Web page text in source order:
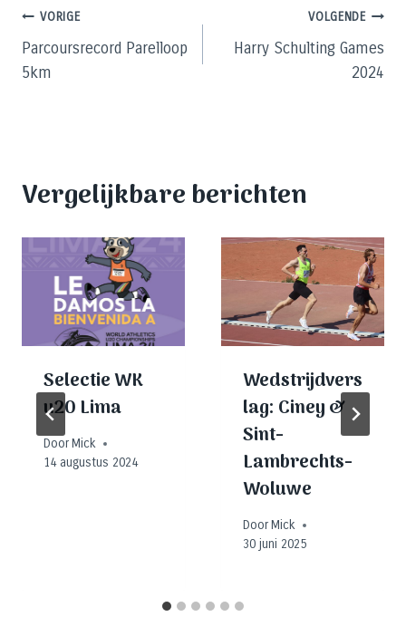
Bericht
navigatie
VORIGE
Parcoursrecord Parelloop
5km
VOLGENDE
Harry Schulting Games
2024
Vergelijkbare berichten
Selectie WK
u20 Lima
DoorMick
14 augustus 2024
Wedstrijdvers
lag: Ciney &
Sint-
Lambrechts-
Woluwe
DoorMick
30 juni 2025